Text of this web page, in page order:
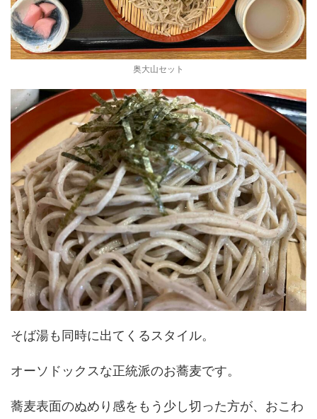
奥大山セット
そば湯も同時に出てくるスタイル。
オーソドックスな正統派のお蕎麦です。
蕎麦表面のぬめり感をもう少し切った方が、おこわ